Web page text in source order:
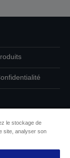
le stockage de
site, analyser son